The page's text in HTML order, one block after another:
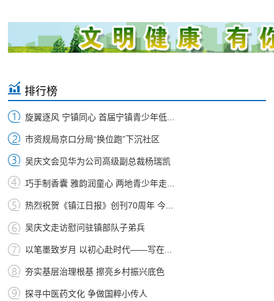
排行榜
旋翼逐风 宁镇同心 首届宁镇青少年低...
市资规局京口分局“换位跑”下沉社区
吴庆文会见华为公司高级副总裁杨瑞凯
巧手制香囊 雅韵润童心 两地青少年走...
热烈祝贺《镇江日报》创刊70周年 今...
吴庆文走访慰问驻镇部队子弟兵
以笔墨致岁月 以初心赴时代——写在...
夯实基层治理根基 擦亮乡村振兴底色
探寻中医药文化 争做国粹小传人